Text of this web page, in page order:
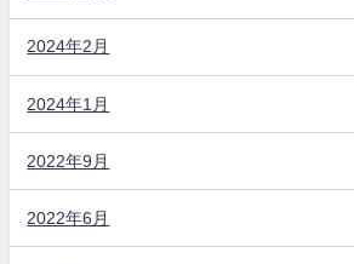
2024年2月
2024年1月
2022年9月
2022年6月